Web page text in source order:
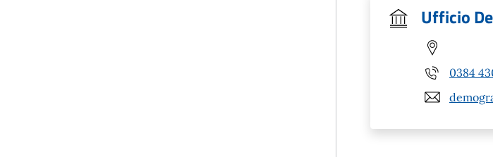
Ufficio
0384